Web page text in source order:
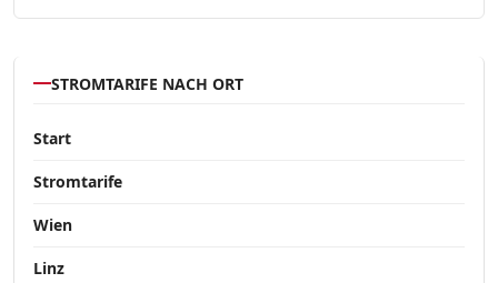
STROMTARIFE NACH ORT
Start
Stromtarife
Wien
Linz